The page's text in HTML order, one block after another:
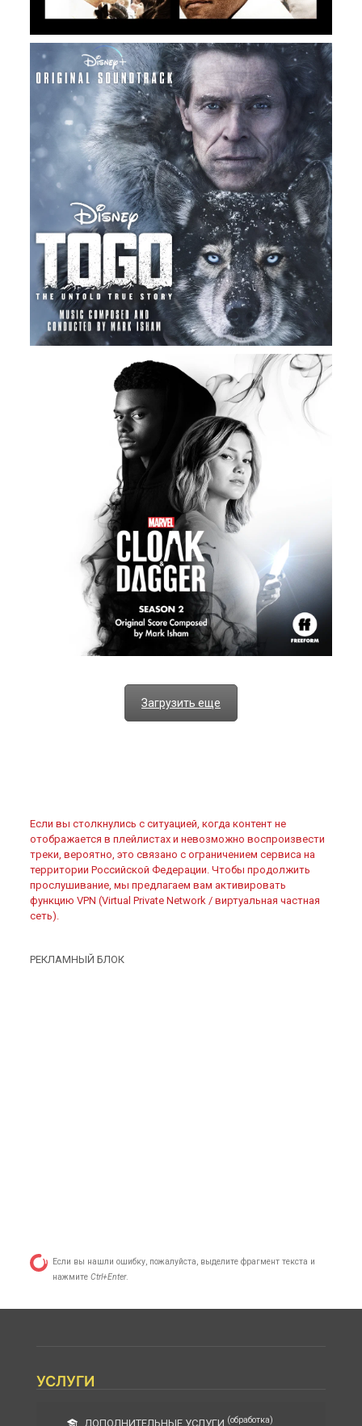
Загрузить еще
Если вы столкнулись с ситуацией, когда контент не
отображается в плейлистах и невозможно воспроизвести
треки, вероятно, это связано с ограничением сервиса на
территории Российской Федерации. Чтобы продолжить
прослушивание, мы предлагаем вам активировать
функцию VPN (Virtual Private Network / виртуальная частная
сеть).
РЕКЛАМНЫЙ БЛОК
Если вы нашли ошибку, пожалуйста, выделите фрагмент текста и
нажмите Ctrl+Enter.
УСЛУГИ
ДОПОЛНИТЕЛЬНЫЕ УСЛУГИ (обработка)